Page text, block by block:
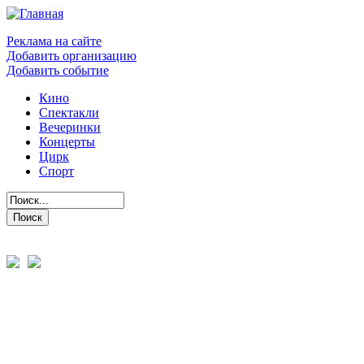
Реклама на сайте
Добавить организацию
Добавить событие
Кино
Спектакли
Вечеринки
Концерты
Цирк
Спорт